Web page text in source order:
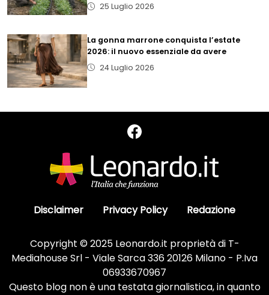
25 Luglio 2026
La gonna marrone conquista l’estate
2026: il nuovo essenziale da avere
24 Luglio 2026
Disclaimer Privacy Policy Redazione
Copyright © 2025 Leonardo.it proprietà di T-
Mediahouse Srl - Viale Sarca 336 20126 Milano - P.Iva
06933670967
Questo blog non è una testata giornalistica, in quanto